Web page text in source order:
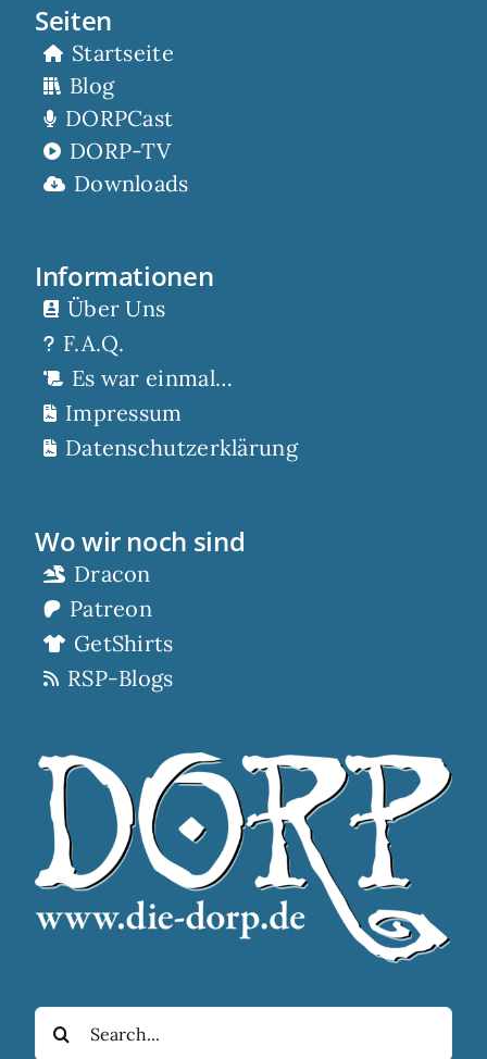
Seiten
Startseite
Blog
DORPCast
DORP-TV
Downloads
Informationen
Über Uns
F.A.Q.
Es war einmal…
Impressum
Datenschutzerklärung
Wo wir noch sind
Dracon
Patreon
GetShirts
RSP-Blogs
Suche
nach: